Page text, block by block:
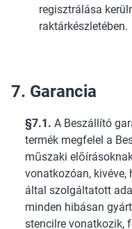
regisztrálása
raktárkészletében.
7. Garancia
§7.1. A Beszállító
termék megfelel a
műszaki
vonatkozóan, kivéve,
által szolgáltatott
minden hibásan
stencilre vonatkozik,